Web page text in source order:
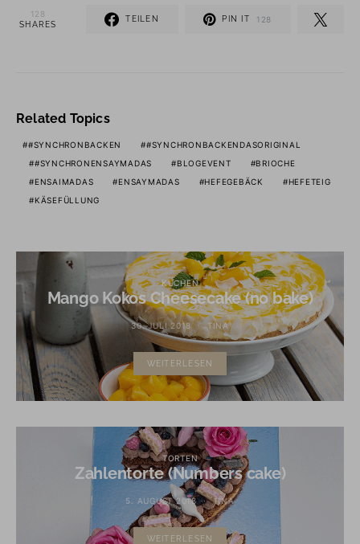
128
SHARES
TEILEN PIN IT 128
Related Topics
#SYNCHRONBACKEN
#SYNCHRONBACKENDASORIGINAL
#SYNCHRONENSAYMADAS
BLOGEVENT
BRIOCHE
ENSAIMADAS
ENSAYMADAS HEFEGEBÄCK
HEFETEIG
KÄSEFÜLLUNG
KUCHEN
Mango Kokos Cheesecake (no bake)
30. JULI 2018 TINA
WEITERLESEN
TORTEN
Zahlentorte (Numbers cake)
5. AUGUST 2018 TINA
WEITERLESEN